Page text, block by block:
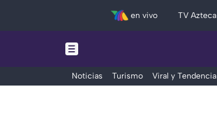
en vivo TV Azteca
Noticias Turismo Viral y Tendencia